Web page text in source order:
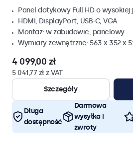
Panel dotykowy Full HD o wysokiej
HDMI, DisplayPort, USB-C, VGA
Montaz: w zabudowie, panelowy
Wymiary zewnętrzne: 563 x 352 x
4 099,00 zł
5 041,77 zł z VAT
Szczegóły
Długa
dostępność
Darmowa
wysyłka i
zwroty